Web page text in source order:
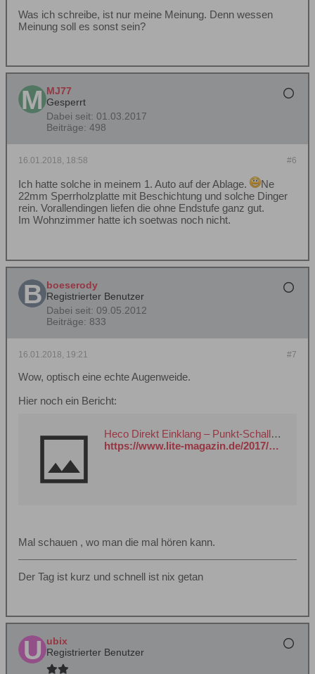
Was ich schreibe, ist nur meine Meinung. Denn wessen
Meinung soll es sonst sein?
MJ77
Gesperrt
Dabei seit: 01.03.2017
Beiträge: 498
#6
16.01.2018, 18:58
Ich hatte solche in meinem 1. Auto auf der Ablage.
Ne
22mm Sperrholzplatte mit Beschichtung und solche Dinger
rein. Vorallendingen liefen die ohne Endstufe ganz gut.
Im Wohnzimmer hatte ich soetwas noch nicht.
boeserody
Registrierter Benutzer
Dabei seit: 09.05.2012
Beiträge: 833
#7
16.01.2018, 19:21
Wow, optisch eine echte Augenweide.
Hier noch ein Bericht:
Heco Direkt Einklang – Punkt-Schallquelle im Vintage-Look » lite - DAS LIFESTYLE & TECHNIK MAGAZIN
https://www.lite-magazin.de/2017/10/heco-direkt-einklang-punkt-schallquelle-im-vintage-look/
Mal schauen , wo man die mal hören kann.
Der Tag ist kurz und schnell ist nix getan
ubix
Registrierter Benutzer